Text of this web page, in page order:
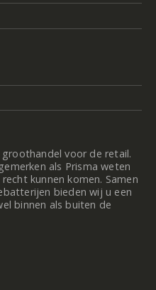
voor de retail.
als Prisma weten
kunnen komen. Samen
bieden wij u een
binnen als buiten de